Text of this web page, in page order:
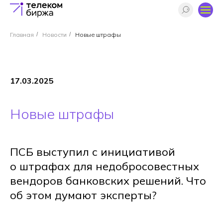
Главная / Новости / Новые штрафы
17.03.2025
Новые штрафы
ПСБ выступил с инициативой
о штрафах для недобросовестных
вендоров банковских решений. Что
об этом думают эксперты?